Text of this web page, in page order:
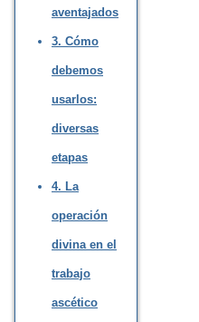
aventajados
3. Cómo
debemos
usarlos:
diversas
etapas
4. La
operación
divina en el
trabajo
ascético